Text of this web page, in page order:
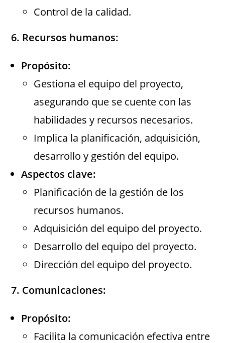
Control de la calidad.
6. Recursos humanos:
Propósito:
Gestiona el equipo del proyecto,
asegurando que se cuente con las
habilidades y recursos necesarios.
Implica la planificación, adquisición,
desarrollo y gestión del equipo.
Aspectos clave:
Planificación de la gestión de los
recursos humanos.
Adquisición del equipo del proyecto.
Desarrollo del equipo del proyecto.
Dirección del equipo del proyecto.
7. Comunicaciones:
Propósito:
Facilita la comunicación efectiva entre